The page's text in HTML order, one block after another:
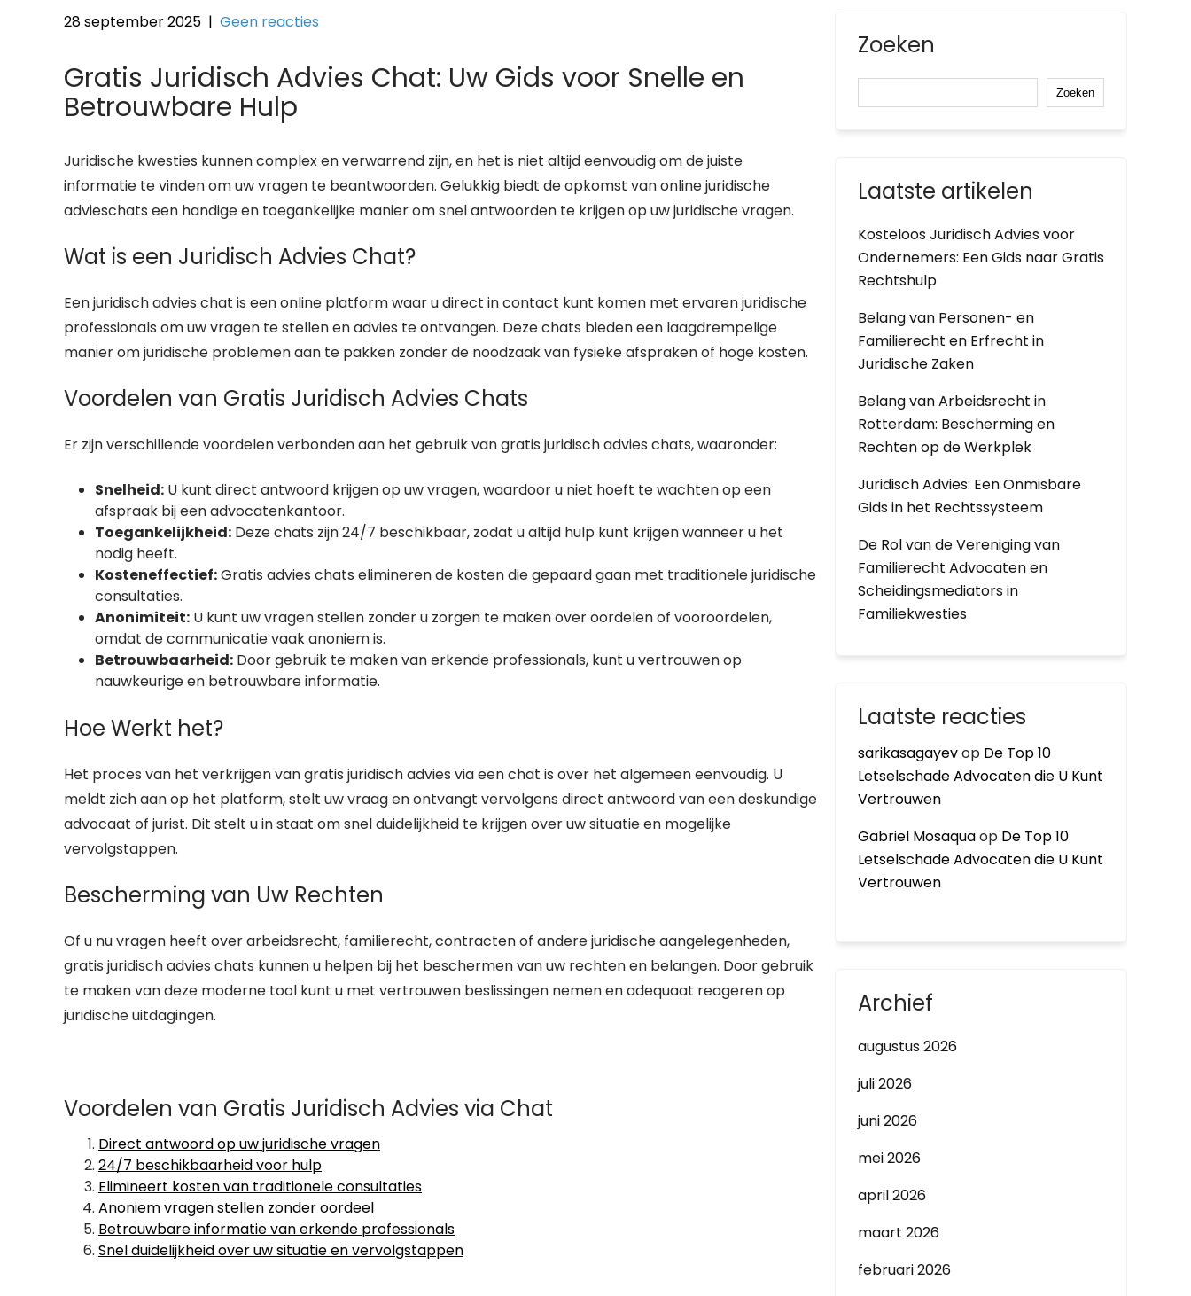
28 september 2025 | Geen reacties
Gratis Juridisch Advies Chat: Uw Gids voor Snelle en
Betrouwbare Hulp
Juridische kwesties kunnen complex en verwarrend zijn, en het is niet altijd eenvoudig om de juiste
informatie te vinden om uw vragen te beantwoorden. Gelukkig biedt de opkomst van online juridische
advieschats een handige en toegankelijke manier om snel antwoorden te krijgen op uw juridische vragen.
Wat is een Juridisch Advies Chat?
Een juridisch advies chat is een online platform waar u direct in contact kunt komen met ervaren juridische
professionals om uw vragen te stellen en advies te ontvangen. Deze chats bieden een laagdrempelige
manier om juridische problemen aan te pakken zonder de noodzaak van fysieke afspraken of hoge kosten.
Voordelen van Gratis Juridisch Advies Chats
Er zijn verschillende voordelen verbonden aan het gebruik van gratis juridisch advies chats, waaronder:
Snelheid: U kunt direct antwoord krijgen op uw vragen, waardoor u niet hoeft te wachten op een
afspraak bij een advocatenkantoor.
Toegankelijkheid: Deze chats zijn 24/7 beschikbaar, zodat u altijd hulp kunt krijgen wanneer u het
nodig heeft.
Kosteneffectief:Gratis advies chats elimineren de kosten die gepaard gaan met traditionele juridische
consultaties.
Anonimiteit: U kunt uw vragen stellen zonder u zorgen te maken over oordelen of vooroordelen,
omdat de communicatie vaak anoniem is.
Betrouwbaarheid: Door gebruik te maken van erkende professionals, kunt u vertrouwen op
nauwkeurige en betrouwbare informatie.
Hoe Werkt het?
Het proces van het verkrijgen van gratis juridisch advies via een chat is over het algemeen eenvoudig. U
meldt zich aan op het platform, stelt uw vraag en ontvangt vervolgens direct antwoord van een deskundige
advocaat of jurist. Dit stelt u in staat om snel duidelijkheid te krijgen over uw situatie en mogelijke
vervolgstappen.
Bescherming van Uw Rechten
Of u nu vragen heeft over arbeidsrecht, familierecht, contracten of andere juridische aangelegenheden,
gratis juridisch advies chats kunnen u helpen bij het beschermen van uw rechten en belangen. Door gebruik
te maken van deze moderne tool kunt u met vertrouwen beslissingen nemen en adequaat reageren op
juridische uitdagingen.
Voordelen van Gratis Juridisch Advies via Chat
Direct antwoord op uw juridische vragen
24/7 beschikbaarheid voor hulp
Elimineert kosten van traditionele consultaties
Anoniem vragen stellen zonder oordeel
Betrouwbare informatie van erkende professionals
Snel duidelijkheid over uw situatie en vervolgstappen
Zoeken
Zoeken
Laatste artikelen
Kosteloos Juridisch Advies voor
Ondernemers: Een Gids naar Gratis
Rechtshulp
Belang van Personen- en
Familierecht en Erfrecht in
Juridische Zaken
Belang van Arbeidsrecht in
Rotterdam: Bescherming en
Rechten op de Werkplek
Juridisch Advies: Een Onmisbare
Gids in het Rechtssysteem
De Rol van de Vereniging van
Familierecht Advocaten en
Scheidingsmediators in
Familiekwesties
Laatste reacties
sarikasagayevop De Top 10
Letselschade Advocaten die U Kunt
Vertrouwen
Gabriel Mosaquaop De Top 10
Letselschade Advocaten die U Kunt
Vertrouwen
Archief
augustus 2026
juli 2026
juni 2026
mei 2026
april 2026
maart 2026
februari 2026